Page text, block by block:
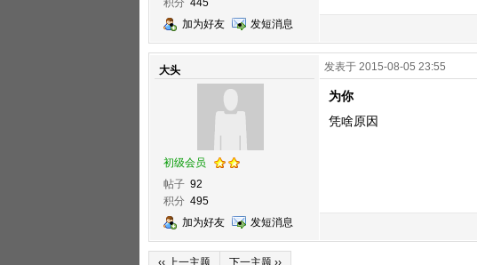
积分 445
加为好友
发短消息
大头
初级会员
帖子 92
积分 495
加为好友
发短消息
发表于 2015-08-05 23:55
为你
凭啥原因
‹‹ 上一主题 下一主题 ››